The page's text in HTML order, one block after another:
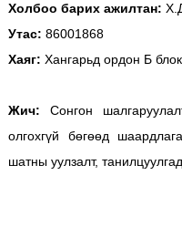
Холбоо барих ажилтан:
Утас: 86001868
Хаяг: Хангарьд ордон Б
Жич: Сонгон
олгохгүй бөгөөд
шатны уулзалт,